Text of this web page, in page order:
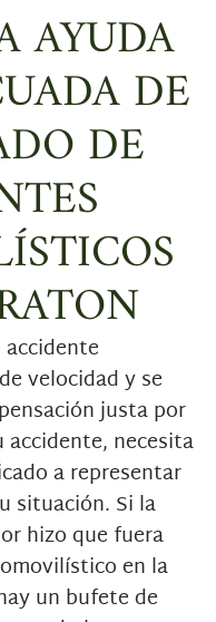
AYUDA
DE
DE
velocidad y se
justa por
accidente, necesita
a representar
situación. Si la
hizo que fuera
en la
un bufete de